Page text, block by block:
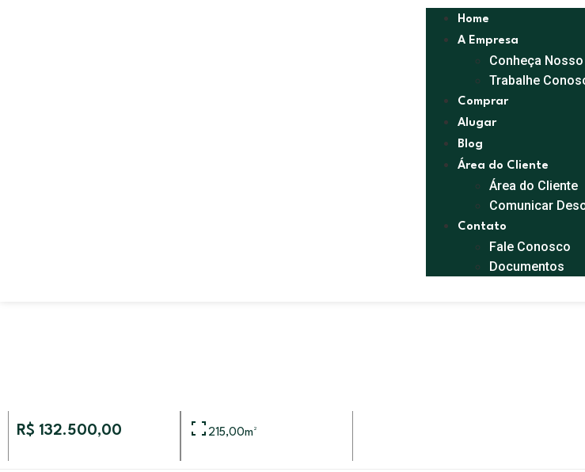
Home
A Empresa
Conheça
Trabalhe
Comprar
Alugar
Blog
Área do Cliente
Área do Cliente
Comunicar
Contato
Fale Conosco
Documentos
R$ 132.500,00 215,00m²